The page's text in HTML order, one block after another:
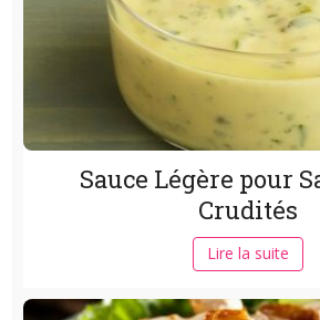
Sauce Légère pour
Crudités
Lire la suite